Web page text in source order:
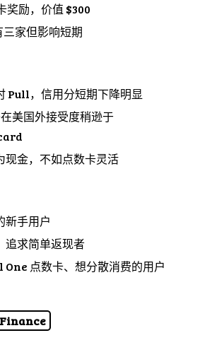
奖励，价值 $300
家但影响短期
Pull，信用分短期下降明显
美国外接受度稍逊于
现金，不如点数卡灵活
新手用户
追求简单返现者
点数卡、想分散消费的用户
Finance